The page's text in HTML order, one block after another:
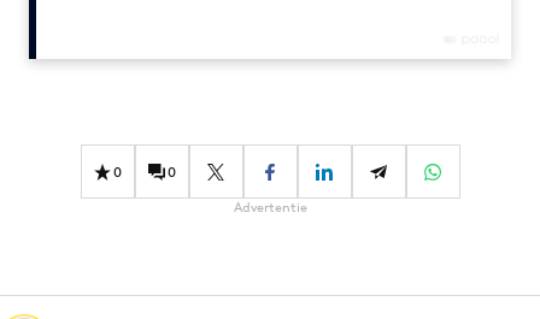
Gedragsverandering
Influencer marketing
Media
0 0
Advertentie